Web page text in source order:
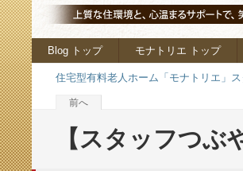
Blog トップ モナトリエ トップ
住宅型有料老人ホーム「モナトリエ」
前へ
【スタッフつぶ